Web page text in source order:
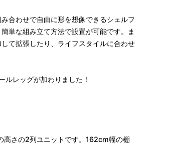
合わせで自由に形を想像できるシェルフ
単な組み立て方法で設置が可能です。ま
て拡張したり、ライフスタイルに合わせ
ルレッグが加わりました！
さの2列ユニットです。162cm幅の棚